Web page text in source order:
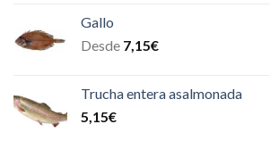
Gallo
Desde 7,15€
Trucha entera asalmonada
5,15€